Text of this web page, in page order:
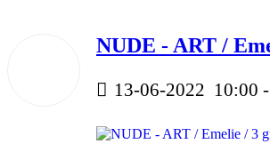
NUDE - ART /
13-06-2022 10:00 -